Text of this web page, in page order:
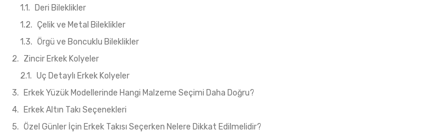
Deri Bileklikler
Çelik ve Metal Bileklikler
Örgü ve Boncuklu Bileklikler
Zincir Erkek Kolyeler
Uç Detaylı Erkek Kolyeler
Erkek Yüzük Modellerinde Hangi Malzeme Seçimi Daha Doğru?
Erkek Altın Takı Seçenekleri
Özel Günler İçin Erkek Takısı Seçerken Nelere Dikkat Edilmelidir?